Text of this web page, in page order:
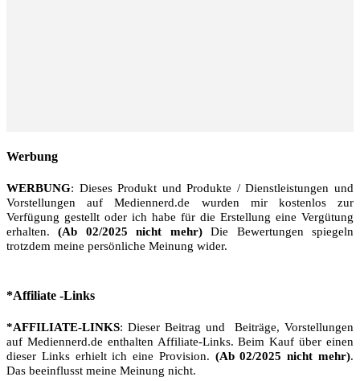
Werbung
WERBUNG: Dieses Produkt und Produkte / Dienstleistungen und
Vorstellungen auf Mediennerd.de wurden mir kostenlos zur
Verfügung gestellt oder ich habe für die Erstellung eine Vergütung
erhalten.(Ab 02/2025 nicht mehr)Die Bewertungen spiegeln
trotzdem meine persönliche Meinung wider.
*Affiliate -Links
*AFFILIATE-LINKS: Dieser Beitrag und Beiträge, Vorstellungen
auf Mediennerd.de enthalten Affiliate-Links. Beim Kauf über einen
dieser Links erhielt ich eine Provision. (Ab 02/2025 nicht mehr).
Das beeinflusst meine Meinung nicht.